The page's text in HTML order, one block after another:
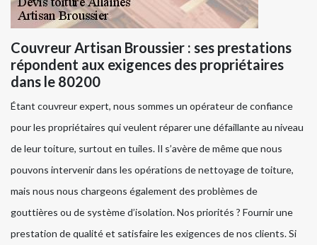
Couvreur Artisan Broussier : ses prestations
répondent aux exigences des propriétaires
dans le 80200
Étant couvreur expert, nous sommes un opérateur de confiance
pour les propriétaires qui veulent réparer une défaillante au niveau
de leur toiture, surtout en tuiles. Il s’avère de même que nous
pouvons intervenir dans les opérations de nettoyage de toiture,
mais nous nous chargeons également des problèmes de
gouttières ou de système d’isolation. Nos priorités ? Fournir une
prestation de qualité et satisfaire les exigences de nos clients. Si